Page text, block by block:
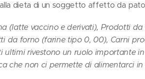
dieta di un soggetto affetto da
(latte vaccino e derivati), Prodotti
da forno (farine tipo 0, 00), Carni
ultimi rivestono un ruolo importante
che non ci permette di alimentarci in